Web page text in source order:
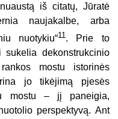
iš citatų, Jūratė
naujakalbe, arba
nuotykiu“11 . Prie to
dekonstrukcinio
mostu istorinės
jo tikėjimą pjesės
mostu – jį paneigia,
perspektyvą. Ant